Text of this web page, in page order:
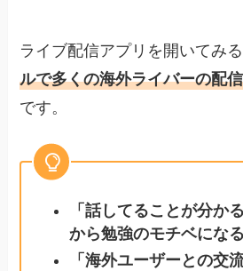
ライブ配信アプリを開いてみ
ルで多くの海外ライバーの配
です。
「話してることが分か
から勉強のモチベになる
「海外ユーザーとの交